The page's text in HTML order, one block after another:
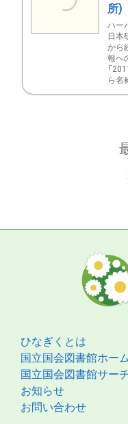
所)
ハー
日本
から
報へ
「
ら名
ひなぎくとは
国立国会図書館ホー
国立国会図書館サー
お知らせ
お問い合わせ